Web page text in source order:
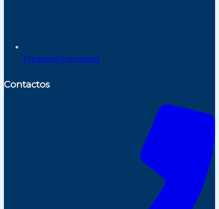
Preguntas Frecuentes
Contactos